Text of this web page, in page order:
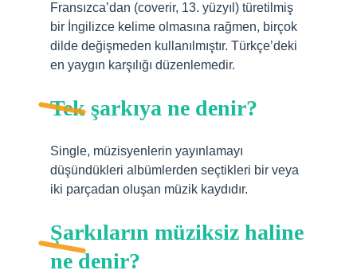
Fransızca’dan (coverir, 13. yüzyıl) türetilmiş
bir İngilizce kelime olmasına rağmen, birçok
dilde değişmeden kullanılmıştır. Türkçe’deki
en yaygın karşılığı düzenlemedir.
Tek şarkıya ne denir?
Single, müzisyenlerin yayınlamayı
düşündükleri albümlerden seçtikleri bir veya
iki parçadan oluşan müzik kaydıdır.
Şarkıların müziksiz haline
ne denir?